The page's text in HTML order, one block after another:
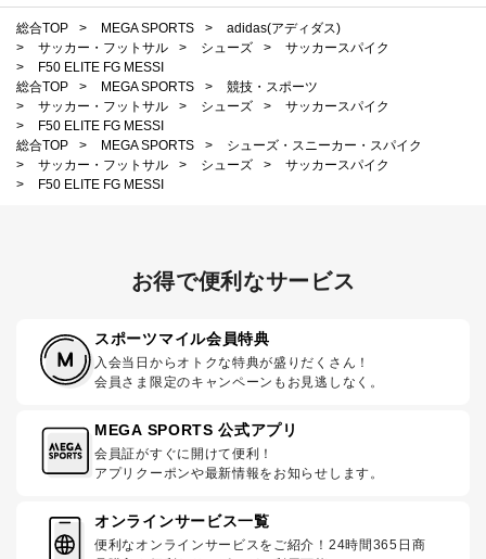
総合TOP > MEGA SPORTS >
adidas(アディダス)
>
サッカー・フットサル > シューズ >
サッカースパイク
>
F50 ELITE FG MESSI
総合TOP
> MEGA SPORTS >
競技・スポーツ
>
サッカー・フットサル > シューズ >
サッカースパイク
>
F50 ELITE FG MESSI
総合TOP
> MEGA SPORTS >
シューズ・スニーカー・スパイク
>
サッカー・フットサル > シューズ >
サッカースパイク
>
F50 ELITE FG MESSI
お得で便利なサービス
スポーツマイル会員特典
入会当日からオトクな特典が盛りだくさん！
会員さま限定のキャンペーンもお見逃しなく。
MEGA SPORTS 公式アプリ
会員証がすぐに開けて便利！
アプリクーポンや最新情報をお知らせします。
オンラインサービス一覧
便利なオンラインサービスをご紹介！24時間365日商